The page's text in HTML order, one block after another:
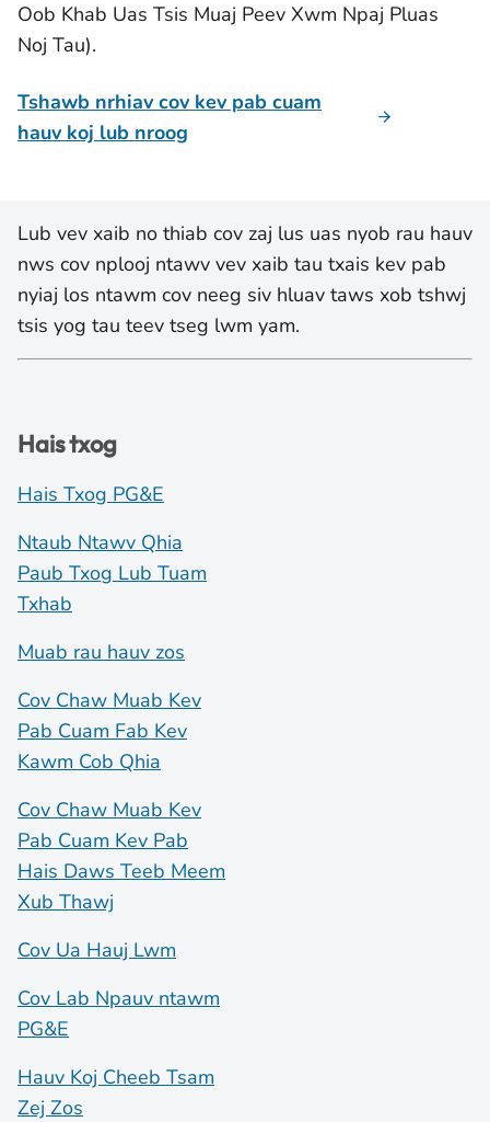
Oob Khab Uas Tsis Muaj Peev Xwm Npaj Pluas
Noj Tau).
Tshawb nrhiav cov kev pab cuam
hauv koj lub nroog
Lub vev xaib no thiab cov zaj lus uas nyob rau hauv
nws cov nplooj ntawv vev xaib tau txais kev pab
nyiaj los ntawm cov neeg siv hluav taws xob tshwj
tsis yog tau teev tseg lwm yam.
Hais txog
Hais Txog PG&E
Ntaub Ntawv Qhia
Paub Txog Lub Tuam
Txhab
Muab rau hauv zos
Cov Chaw Muab Kev
Pab Cuam Fab Kev
Kawm Cob Qhia
Cov Chaw Muab Kev
Pab Cuam Kev Pab
Hais Daws Teeb Meem
Xub Thawj
Cov Ua Hauj Lwm
Cov Lab Npauv ntawm
PG&E
Hauv Koj Cheeb Tsam
Zej Zos